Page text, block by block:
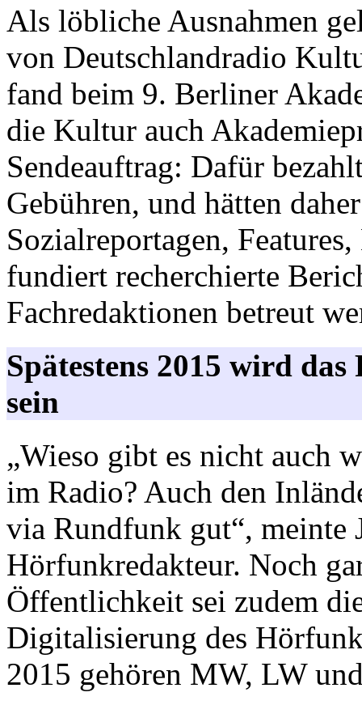
Als löbliche Ausnahmen
von Deutschlandradio
fand beim 9. Berliner
die Kultur auch
Sendeauftrag: Dafür
Gebühren, und hätten
Sozialreportagen,
fundiert recherchierte
Fachredaktionen betreut
Spätestens 2015 wird
sein
„Wieso gibt es nicht auch
im Radio? Auch den
via Rundfunk gut“, meinte
Hörfunkredakteur. Noch
Öffentlichkeit sei zudem
Digitalisierung des
2015 gehören MW, LW